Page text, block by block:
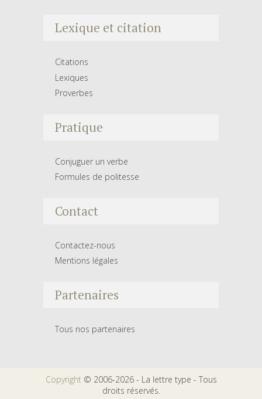
Lexique et citation
Citations
Lexiques
Proverbes
Pratique
Conjuguer un verbe
Formules de politesse
Contact
Contactez-nous
Mentions légales
Partenaires
Tous nos partenaires
Copyright © 2006-2026 - La lettre type - Tous
droits réservés.